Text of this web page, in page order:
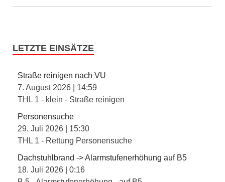
LETZTE EINSÄTZE
Straße reinigen nach VU
7. August 2026
14:59
THL 1 - klein - Straße reinigen
Personensuche
29. Juli 2026
15:30
THL 1 - Rettung Personensuche
Dachstuhlbrand -> Alarmstufenerhöhung auf B5
18. Juli 2026
0:16